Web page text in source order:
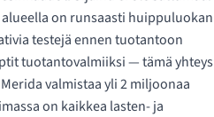
on runsaasti huippuluokan
testejä ennen tuotantoon
tuotantovalmiiksi — tämä yhteys
valmistaa yli 2 miljoonaa
on kaikkea lasten- ja